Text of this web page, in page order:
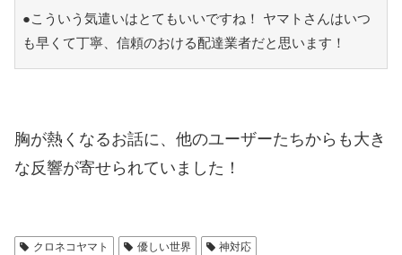
●こういう気遣いはとてもいいですね！ ヤマトさんはいつ
も早くて丁寧、信頼のおける配達業者だと思います！
胸が熱くなるお話に、他のユーザーたちからも大き
な反響が寄せられていました！
クロネコヤマト 優しい世界 神対応